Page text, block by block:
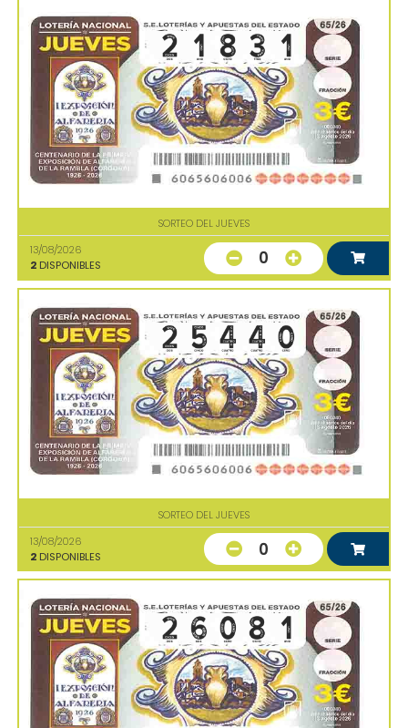
SORTEO DEL JUEVES
13/08/2026
2 DISPONIBLES 0
SORTEO DEL JUEVES
13/08/2026
2 DISPONIBLES 0